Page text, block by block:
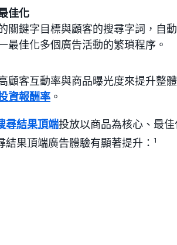
佳化
關鍵字目標與顧客的搜尋字詞，自
最佳化多個廣告活動的繁瑣程序。
顧客互動率與商品曝光度來提升整
資報酬率 。
尋結果頂端投放以商品為核心、最
果頂端廣告體驗有顯著提升： 1